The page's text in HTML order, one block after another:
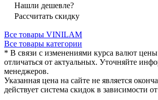
Нашли дешевле?
Рассчитать скидку
Все товары VINILAM
Все товары категории
* В связи с изменениями курса валют цены
отличаться от актуальных. Уточняйте
менеджеров.
Указанная цена на сайте не является
действует система скидок в зависимости